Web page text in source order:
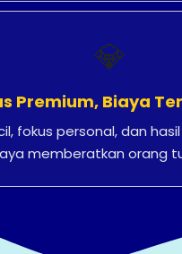
💎
Premium, Biaya
fokus personal, dan
memberatkan orang